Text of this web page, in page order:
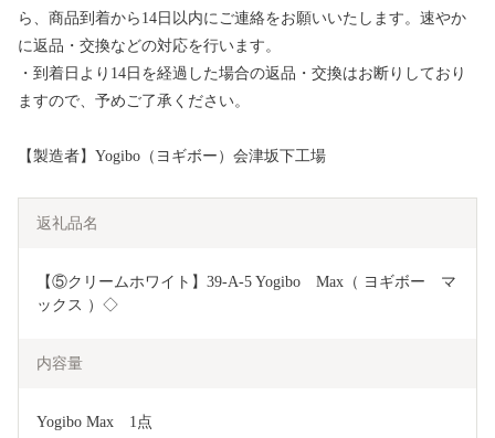
ら、商品到着から14日以内にご連絡をお願いいたします。速やか
に返品・交換などの対応を行います。
・到着日より14日を経過した場合の返品・交換はお断りしており
ますので、予めご了承ください。
【製造者】Yogibo（ヨギボー）会津坂下工場
返礼品名
【⑤クリームホワイト】39-A-5 Yogibo　Max（ ヨギボー　マ
ックス ）◇
内容量
Yogibo Max　1点